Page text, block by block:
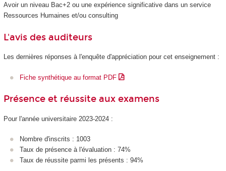
Avoir un niveau Bac+2 ou une expérience significative dans un service
Ressources Humaines et/ou consulting
L'avis des auditeurs
Les dernières réponses à l'enquête d'appréciation pour cet enseignement :
Fiche synthétique au format PDF
Présence et réussite aux examens
Pour l'année universitaire 2023-2024 :
Nombre d'inscrits : 1003
Taux de présence à l'évaluation : 74%
Taux de réussite parmi les présents : 94%